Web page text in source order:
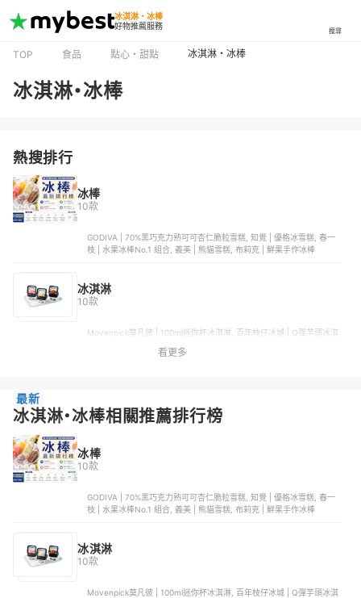
冰淇淋・冰棒
好物推薦服務
搜尋
TOP 食品 點心・甜點 冰淇淋・冰棒
冰淇淋・冰棒
熱搜排行
冰棒
10款
GODIVA | 70%黑巧克力熟可可杏仁脆粒雪糕, 知覺 | 優格冰雪糕, 春一
枝 | 水果冰棒No.1 組合, 義美 | 熊貓雪糕, 布莉克 | 鮮果手作冰棒
冰淇淋
10款
Movenpick莫凡彼 | 100ml迷你杯冰淇淋, 百年枝仔冰城 | Q彈芋頭冰淇
看更多
最新
冰淇淋・冰棒相關推薦排行榜
冰棒
10款
GODIVA | 70%黑巧克力熟可可杏仁脆粒雪糕, 知覺 | 優格冰雪糕, 春一
枝 | 水果冰棒No.1 組合, 義美 | 熊貓雪糕, 布莉克 | 鮮果手作冰棒
冰淇淋
10款
Movenpick莫凡彼 | 100ml迷你杯冰淇淋, 百年枝仔冰城 | Q彈芋頭冰淇